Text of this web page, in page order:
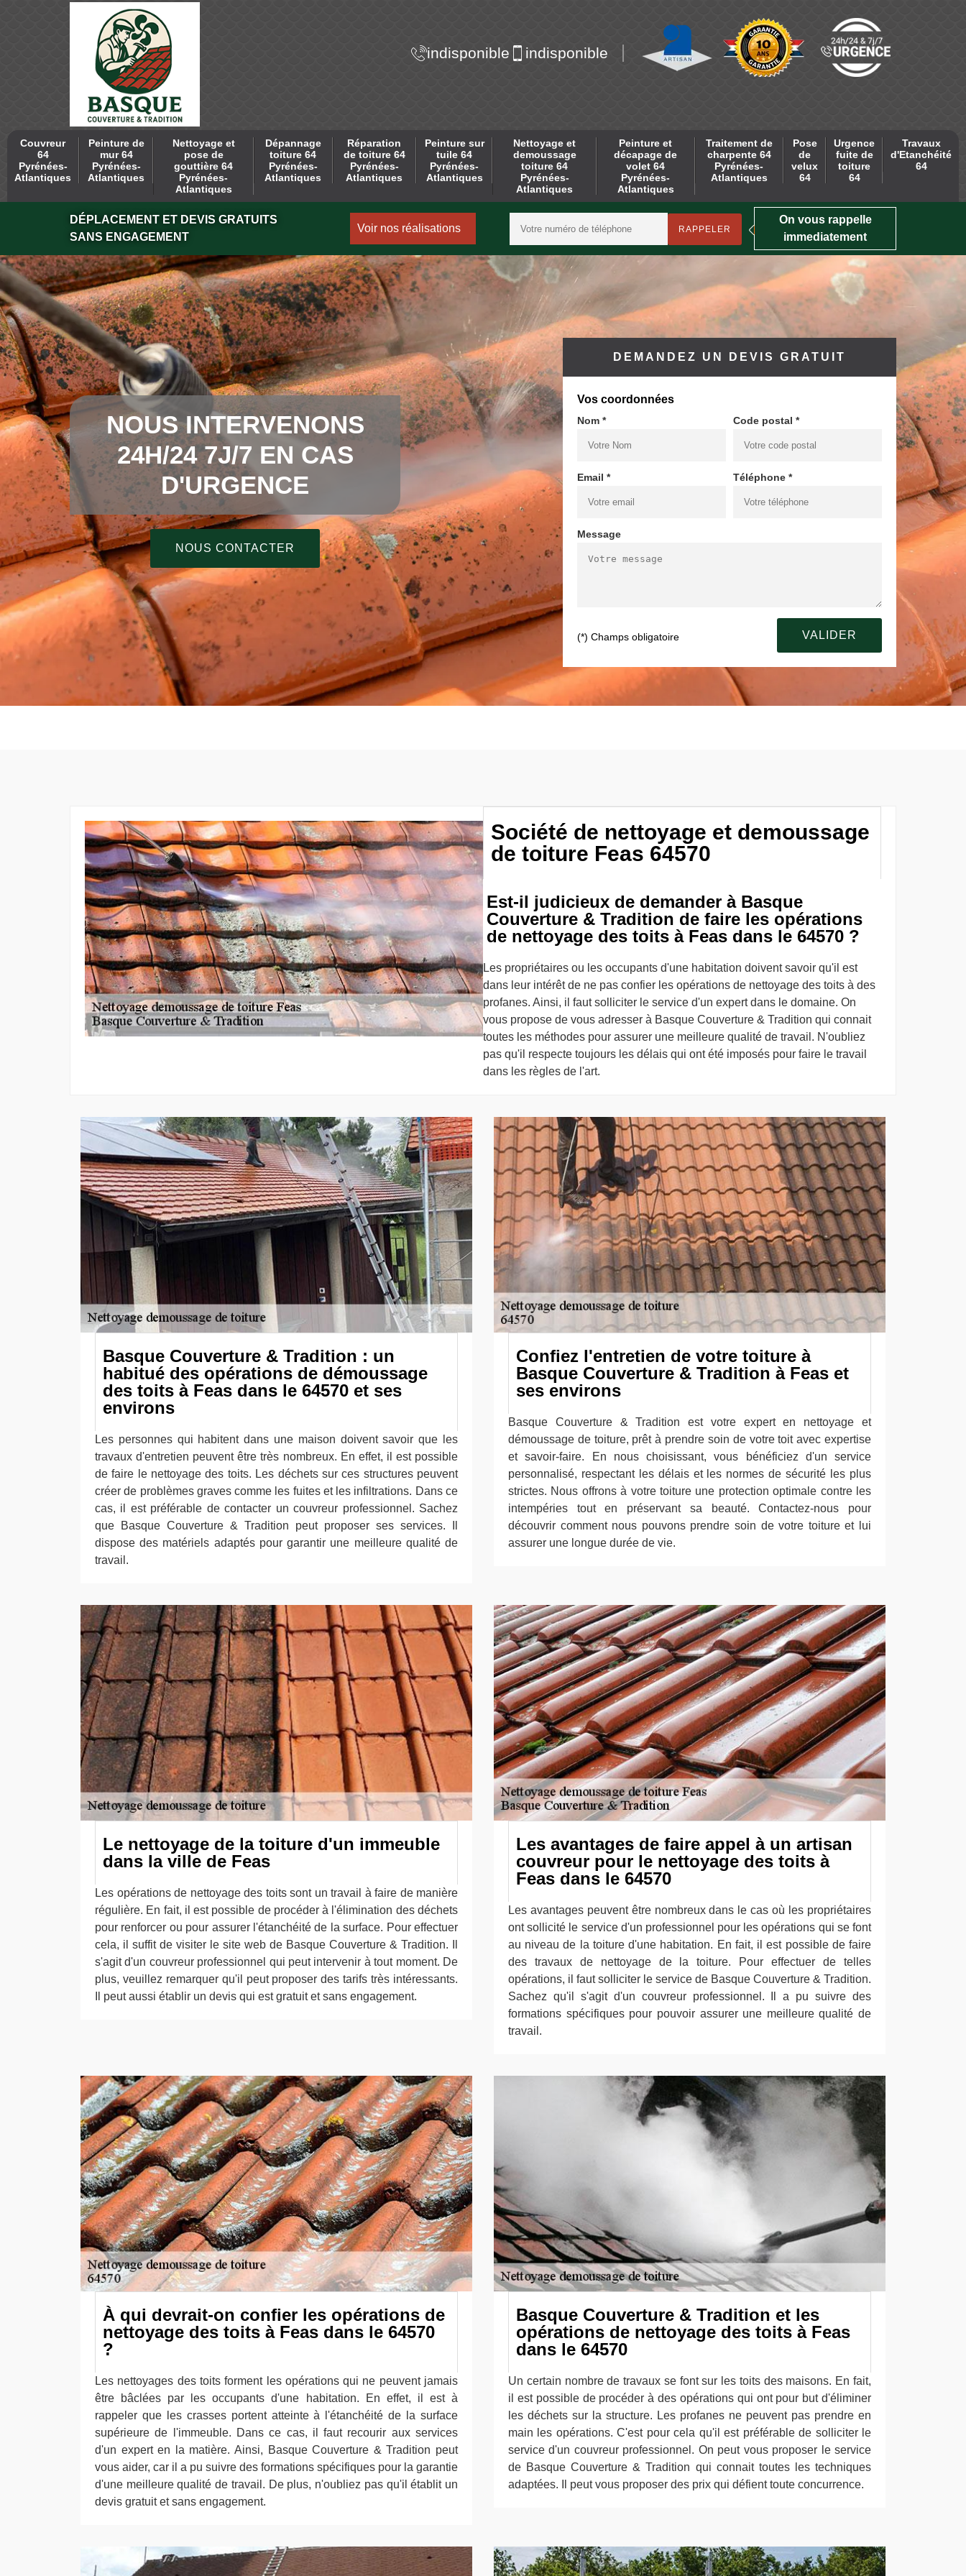
indisponible indisponible
Couvreur
64
Pyrénées-
Atlantiques
Peinture de
mur 64
Pyrénées-
Atlantiques
Nettoyage et
pose de
gouttière 64
Pyrénées-
Atlantiques
Dépannage
toiture 64
Pyrénées-
Atlantiques
Réparation
de toiture 64
Pyrénées-
Atlantiques
Peinture sur
tuile 64
Pyrénées-
Atlantiques
Nettoyage et
demoussage
toiture 64
Pyrénées-
Atlantiques
Peinture et
décapage de
volet 64
Pyrénées-
Atlantiques
Traitement de
charpente 64
Pyrénées-
Atlantiques
Pose
de
velux
64
Urgence
fuite de
toiture
64
Travaux
d'Etanchéité
64
DÉPLACEMENT ET DEVIS GRATUITS
SANS ENGAGEMENT
Voir nos réalisations
On vous rappelle
immediatement
NOUS INTERVENONS
24H/24 7J/7 EN CAS
D'URGENCE
NOUS CONTACTER
DEMANDEZ UN DEVIS GRATUIT
Vos coordonnées
Nom * Code postal *
Email * Téléphone *
Message
(*) Champs obligatoire
Société de nettoyage et demoussage
de toiture Feas 64570
Est-il judicieux de demander à Basque
Couverture & Tradition de faire les opérations
de nettoyage des toits à Feas dans le 64570 ?
Les propriétaires ou les occupants d'une habitation doivent savoir qu'il est
dans leur intérêt de ne pas confier les opérations de nettoyage des toits à des
profanes. Ainsi, il faut solliciter le service d'un expert dans le domaine. On
vous propose de vous adresser à Basque Couverture & Tradition qui connait
toutes les méthodes pour assurer une meilleure qualité de travail. N'oubliez
pas qu'il respecte toujours les délais qui ont été imposés pour faire le travail
dans les règles de l'art.
Basque Couverture & Tradition : un
habitué des opérations de démoussage
des toits à Feas dans le 64570 et ses
environs
Les personnes qui habitent dans une maison doivent savoir que les
travaux d'entretien peuvent être très nombreux. En effet, il est possible
de faire le nettoyage des toits. Les déchets sur ces structures peuvent
créer de problèmes graves comme les fuites et les infiltrations. Dans ce
cas, il est préférable de contacter un couvreur professionnel. Sachez
que Basque Couverture & Tradition peut proposer ses services. Il
dispose des matériels adaptés pour garantir une meilleure qualité de
travail.
Confiez l'entretien de votre toiture à
Basque Couverture & Tradition à Feas et
ses environs
Basque Couverture & Tradition est votre expert en nettoyage et
démoussage de toiture, prêt à prendre soin de votre toit avec expertise
et savoir-faire. En nous choisissant, vous bénéficiez d'un service
personnalisé, respectant les délais et les normes de sécurité les plus
strictes. Nous offrons à votre toiture une protection optimale contre les
intempéries tout en préservant sa beauté. Contactez-nous pour
découvrir comment nous pouvons prendre soin de votre toiture et lui
assurer une longue durée de vie.
Le nettoyage de la toiture d'un immeuble
dans la ville de Feas
Les opérations de nettoyage des toits sont un travail à faire de manière
régulière. En fait, il est possible de procéder à l'élimination des déchets
pour renforcer ou pour assurer l'étanchéité de la surface. Pour effectuer
cela, il suffit de visiter le site web de Basque Couverture & Tradition. Il
s'agit d'un couvreur professionnel qui peut intervenir à tout moment. De
plus, veuillez remarquer qu'il peut proposer des tarifs très intéressants.
Il peut aussi établir un devis qui est gratuit et sans engagement.
Les avantages de faire appel à un artisan
couvreur pour le nettoyage des toits à
Feas dans le 64570
Les avantages peuvent être nombreux dans le cas où les propriétaires
ont sollicité le service d'un professionnel pour les opérations qui se font
au niveau de la toiture d'une habitation. En fait, il est possible de faire
des travaux de nettoyage de la toiture. Pour effectuer de telles
opérations, il faut solliciter le service de Basque Couverture & Tradition.
Sachez qu'il s'agit d'un couvreur professionnel. Il a pu suivre des
formations spécifiques pour pouvoir assurer une meilleure qualité de
travail.
À qui devrait-on confier les opérations de
nettoyage des toits à Feas dans le 64570
?
Les nettoyages des toits forment les opérations qui ne peuvent jamais
être bâclées par les occupants d'une habitation. En effet, il est à
rappeler que les crasses portent atteinte à l'étanchéité de la surface
supérieure de l'immeuble. Dans ce cas, il faut recourir aux services
d'un expert en la matière. Ainsi, Basque Couverture & Tradition peut
vous aider, car il a pu suivre des formations spécifiques pour la garantie
d'une meilleure qualité de travail. De plus, n'oubliez pas qu'il établit un
devis gratuit et sans engagement.
Basque Couverture & Tradition et les
opérations de nettoyage des toits à Feas
dans le 64570
Un certain nombre de travaux se font sur les toits des maisons. En fait,
il est possible de procéder à des opérations qui ont pour but d'éliminer
les déchets sur la structure. Les profanes ne peuvent pas prendre en
main les opérations. C'est pour cela qu'il est préférable de solliciter le
service d'un couvreur professionnel. On peut vous proposer le service
de Basque Couverture & Tradition qui connait toutes les techniques
adaptées. Il peut vous proposer des prix qui défient toute concurrence.